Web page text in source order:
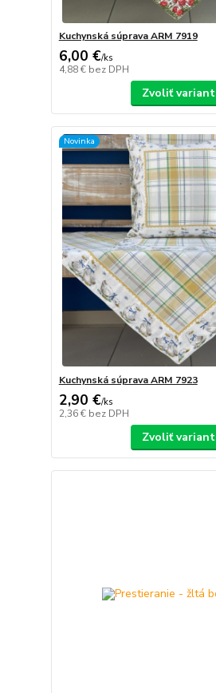
Kuchynská súprava ARM 7919
6,00 €/ks
4,88 € bez DPH
Zvoliť variant
Novinka
Kuchynská súprava ARM 7923
2,90 €/ks
2,36 € bez DPH
Zvoliť variant